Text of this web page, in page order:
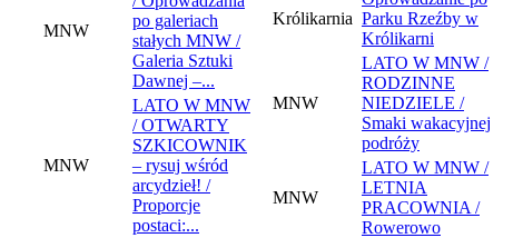
MNW
po galeriach
stałych MNW /
Galeria Sztuki
Dawnej –...
MNW
LATO W MNW
/ OTWARTY
SZKICOWNIK
– rysuj wśród
arcydzieł! /
Proporcje
postaci:...
Królikarnia Parku Rzeźby w
Królikarni
MNW
LATO W MNW /
RODZINNE
NIEDZIELE /
Smaki wakacyjnej
podróży
MNW
LATO W MNW /
LETNIA
PRACOWNIA /
Rowerowo